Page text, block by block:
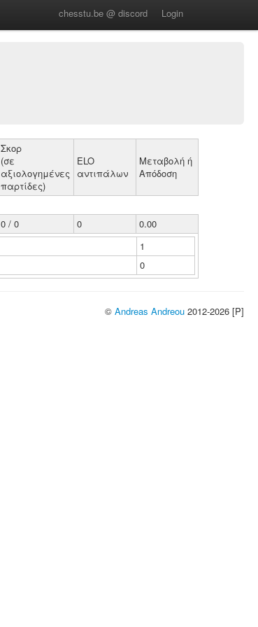
chesstu.be @ discord Login
Σκορ
(σε
αξιολογημένες
παρτίδες)
ELO
αντιπάλων
Μεταβολή ή
Απόδοση
0 / 0 0
0.00
1
0
© Andreas Andreou 2012-2026 [P]